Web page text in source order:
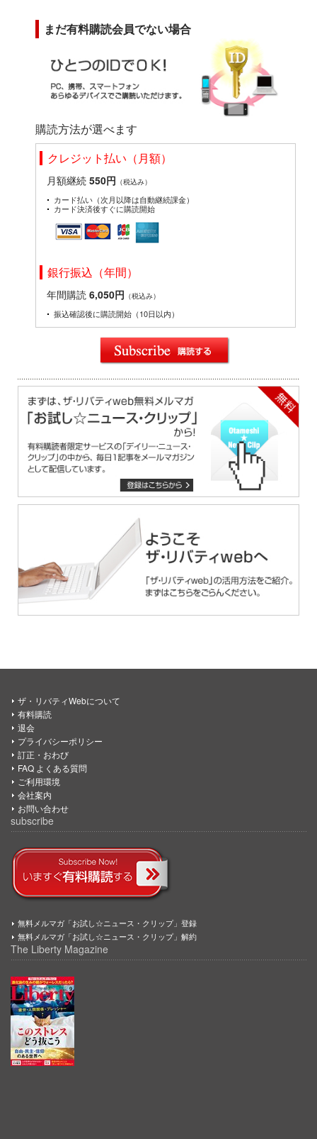
まだ有料購読会員でない場合
購読方法が選べます
クレジット払い（月額）
月額継続 550円 （税込み）
カード払い（次月以降は自動継続課金）
カード決済後すぐに購読開始
銀行振込（年間）
年間購読 6,050円 （税込み）
振込確認後に購読開始（10日以内）
ザ・リバティWebについて
有料購読
退会
プライバシーポリシー
訂正・おわび
FAQ よくある質問
ご利用環境
会社案内
お問い合わせ
subscribe
無料メルマガ「お試し☆ニュース・クリップ」登録
無料メルマガ「お試し☆ニュース・クリップ」解約
The Liberty Magazine